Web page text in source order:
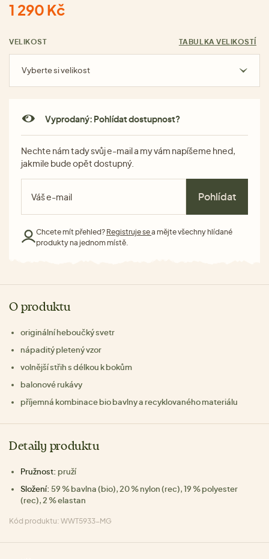
1 290 Kč
VELIKOST TABULKA VELIKOSTÍ
Vyberte si velikost
Vyprodaný: Pohlídat dostupnost?
Nechte nám tady svůj e-mail a my vám napíšeme hned,
jakmile bude opět dostupný.
Pohlídat
Chcete mít přehled? Registruje sea mějte všechny hlídané
produkty na jednom místě.
O produktu
originální heboučký svetr
nápaditý pletený vzor
volnější střih s délkou k bokům
balonové rukávy
příjemná kombinace bio bavlny a recyklovaného materiálu
Detaily produktu
Pružnost: pruží
Složení: 59 % bavlna (bio), 20 % nylon (rec), 19 % polyester
(rec), 2 % elastan
Kód produktu: WWT5933-MG